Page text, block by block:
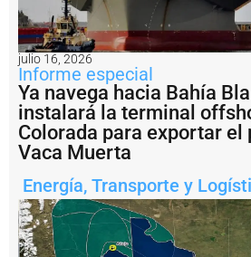
e
l
P
u
e
r
t
o
d
e
u
e
q
u
julio 16, 2026
Informe especial
Ya navega hacia Bahía
instalará la terminal
Colorada para exportar el
Vaca Muerta
Energía, Transporte y